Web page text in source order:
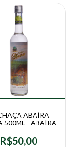
ABAÍRA
500ML - ABAÍRA
R$50,00